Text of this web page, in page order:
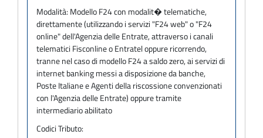
Modalità: Modello F24 con modalit� telematiche,
direttamente (utilizzando i servizi "F24 web" o "F24
online" dell'Agenzia delle Entrate, attraverso i canali
telematici Fisconline o Entratel oppure ricorrendo,
tranne nel caso di modello F24 a saldo zero, ai servizi di
internet banking messi a disposizione da banche,
Poste Italiane e Agenti della riscossione convenzionati
con l'Agenzia delle Entrate) oppure tramite
intermediario abilitato
Codici Tributo: